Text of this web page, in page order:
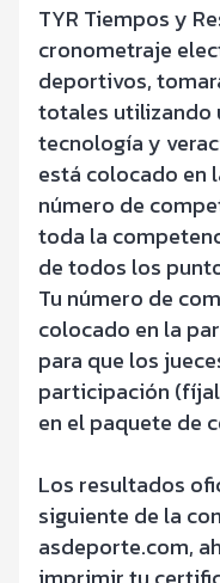
TYR Tiempos y
cronometraje
deportivos,
totales utilizando
tecnología y
está colocado en
número de
toda la
de todos los
Tu número de
colocado en la
para que los
participación
en el paquete de
Los resultados
siguiente de la
asdeporte.com,